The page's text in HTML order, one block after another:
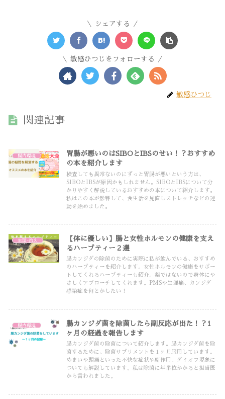
シェアする
敏感ひつじをフォローする
敏感ひつじ
関連記事
腸内環境
胃腸が悪いのはSIBOとIBSのせい！？おすすめ
の本を紹介します
検査しても異常ないのにずっと胃腸が悪いという方は、
SIBOとIBSが原因かもしれません。SIBOとIBSについて分
かりやすく解説しているおすすめの本について紹介します。
私はこの本が影響して、食生活を見直しストレッチなどの運
動を始めました。
生理-冷え
【体に優しい】腸と女性ホルモンの健康を支え
るハーブティー２選
腸カンジダの除菌のために実際に私が飲んでいる、おすすめ
のハーブティーを紹介します。女性ホルモンの健康をサポー
トしてくれるハーブティーも紹介。薬ではないので身体にや
さしくアプローチしてくれます。PMSや生理痛、カンジダ
感染症を何とかしたい！
腸内環境
腸カンジダ菌を除菌したら副反応が出た！？1
ヶ月の経過を報告します
腸カンジダ菌の除菌について紹介します。腸カンジダ菌を除
菌するために、除菌サプリメントを１ヶ月服用しています。
めまいや頭痛といった不快な症状や副作用、ダイオフ現象に
ついても解説しています。私は除菌に年単位かかると担当医
から言われました。